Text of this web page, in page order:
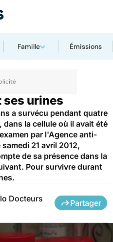
Famille Émissions
ses urines
a survécu pendant quatre
la cellule où il avait été
par l'Agence anti-
21 avril 2012,
de sa présence dans la
Pour survivre durant
Docteurs Partager